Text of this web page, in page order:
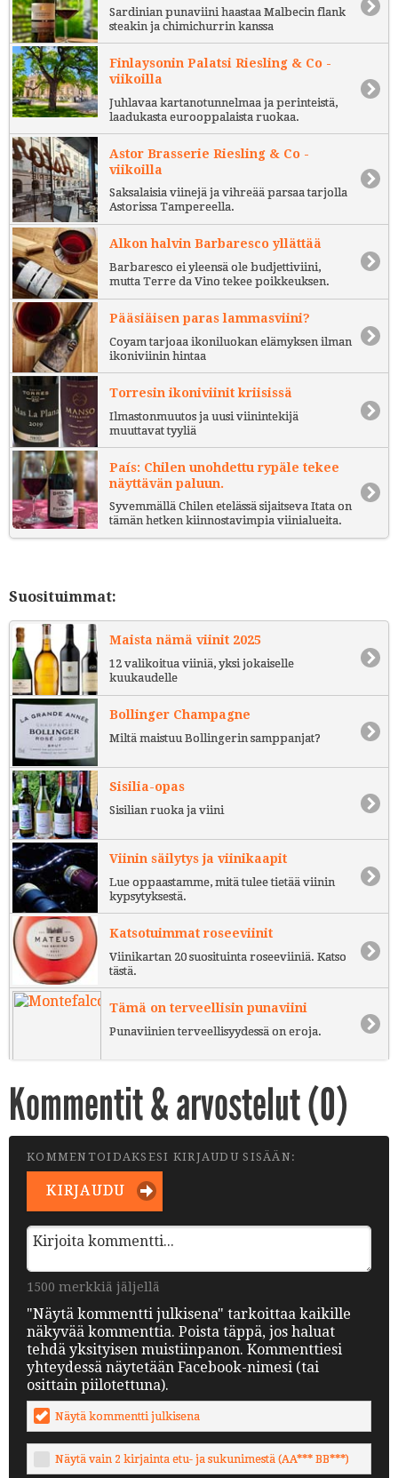
Sardinian punaviini haastaa Malbecin flank
steakin ja chimichurrin kanssa
Finlaysonin Palatsi Riesling & Co -
viikoilla
Juhlavaa kartanotunnelmaa ja perinteistä,
laadukasta eurooppalaista ruokaa.
Astor Brasserie Riesling & Co -
viikoilla
Saksalaisia viinejä ja vihreää parsaa tarjolla
Astorissa Tampereella.
Alkon halvin Barbaresco yllättää
Barbaresco ei yleensä ole budjettiviini,
mutta Terre da Vino tekee poikkeuksen.
Pääsiäisen paras lammasviini?
Coyam tarjoaa ikoniluokan elämyksen ilman
ikoniviinin hintaa
Torresin ikoniviinit kriisissä
Ilmastonmuutos ja uusi viinintekijä
muuttavat tyyliä
País: Chilen unohdettu rypäle tekee
näyttävän paluun.
Syvemmällä Chilen etelässä sijaitseva Itata on
tämän hetken kiinnostavimpia viinialueita.
Suosituimmat:
Maista nämä viinit 2025
12 valikoitua viiniä, yksi jokaiselle
kuukaudelle
Bollinger Champagne
Miltä maistuu Bollingerin samppanjat?
Sisilia-opas
Sisilian ruoka ja viini
Viinin säilytys ja viinikaapit
Lue oppaastamme, mitä tulee tietää viinin
kypsytyksestä.
Katsotuimmat roseeviinit
Viinikartan 20 suosituinta roseeviiniä. Katso
tästä.
Tämä on terveellisin punaviini
Punaviinien terveellisyydessä on eroja.
Kommentit & arvostelut (0)
KOMMENTOIDAKSESI KIRJAUDU SISÄÄN:
KIRJAUDU
1500 merkkiä jäljellä
"Näytä kommentti julkisena" tarkoittaa kaikille
näkyvää kommenttia. Poista täppä, jos haluat
tehdä yksityisen muistiinpanon. Kommenttiesi
yhteydessä näytetään Facebook-nimesi (tai
osittain piilotettuna).
Näytä kommentti julkisena
Näytä vain 2 kirjainta etu- ja sukunimestä (AA*** BB***)